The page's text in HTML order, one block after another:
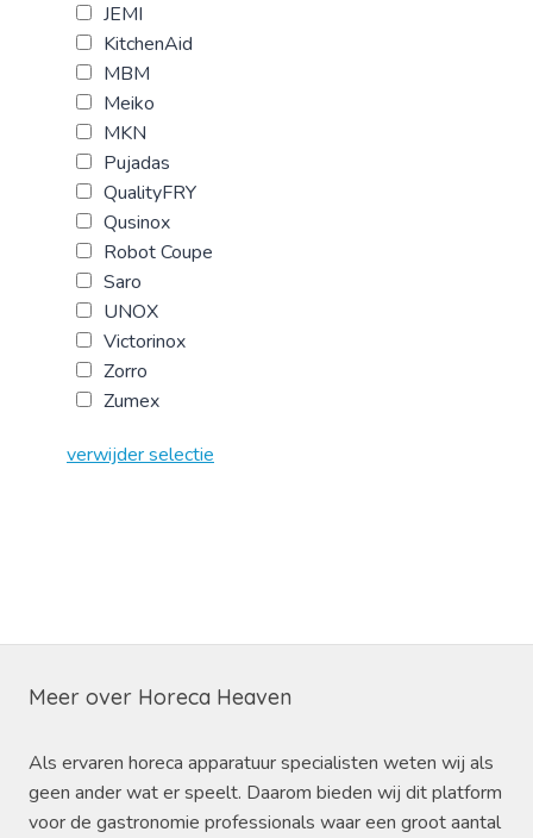
JEMI
KitchenAid
MBM
Meiko
MKN
Pujadas
QualityFRY
Qusinox
Robot Coupe
Saro
UNOX
Victorinox
Zorro
Zumex
verwijder selectie
Meer over Horeca Heaven
Als ervaren horeca apparatuur specialisten weten wij als
geen ander wat er speelt. Daarom bieden wij dit platform
voor de gastronomie professionals waar een groot aantal